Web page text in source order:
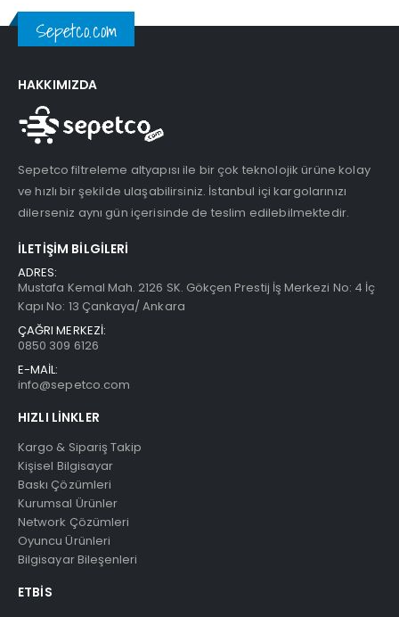
Sepetco.com
HAKKIMIZDA
Sepetco filtreleme altyapısı ile bir çok teknolojik ürüne kolay
ve hızlı bir şekilde ulaşabilirsiniz. İstanbul içi kargolarınızı
dilerseniz aynı gün içerisinde de teslim edilebilmektedir.
İLETIŞIM BILGILERI
ADRES:
Mustafa Kemal Mah. 2126 SK. Gökçen Prestij İş Merkezi No: 4 İç
Kapı No: 13 Çankaya/ Ankara
ÇAĞRI MERKEZİ:
0850 309 6126
E-MAİL:
info@sepetco.com
HIZLI LINKLER
Kargo & Sipariş Takip
Kişisel Bilgisayar
Baskı Çözümleri
Kurumsal Ürünler
Network Çözümleri
Oyuncu Ürünleri
Bilgisayar Bileşenleri
ETBIS